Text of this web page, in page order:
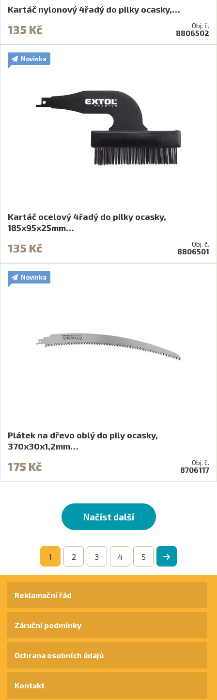
Kartáč nylonový 4řadý do pilky ocasky,…
135 Kč Obj. č.
8806502
Novinka
Kartáč ocelový 4řadý do pilky ocasky,
185x95x25mm…
135 Kč Obj. č.
8806501
Novinka
Plátek na dřevo oblý do pily ocasky,
370x30x1,2mm…
175 Kč Obj. č.
8706117
Načíst další
1 2 3 4 5
Reklamační řád
Záruční podmínky
Ochrana osobních údajů
Kontakt